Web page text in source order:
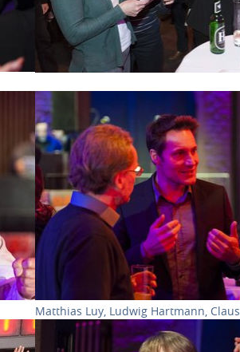
Show larger version for:
Matthias Luy, Ludwig Hartmann,
Show larger version for: